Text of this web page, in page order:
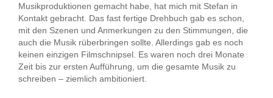
Musikproduktionen gemacht habe, hat mich mit Stefan in
Kontakt gebracht. Das fast fertige Drehbuch gab es schon,
mit den Szenen und Anmerkungen zu den Stimmungen, die
auch die Musik rüberbringen sollte. Allerdings gab es noch
keinen einzigen Filmschnipsel. Es waren noch drei Monate
Zeit bis zur ersten Aufführung, um die gesamte Musik zu
schreiben – ziemlich ambitioniert.